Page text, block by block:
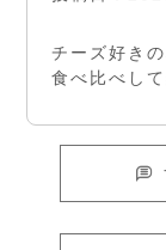
チーズ好き
食べ比べし